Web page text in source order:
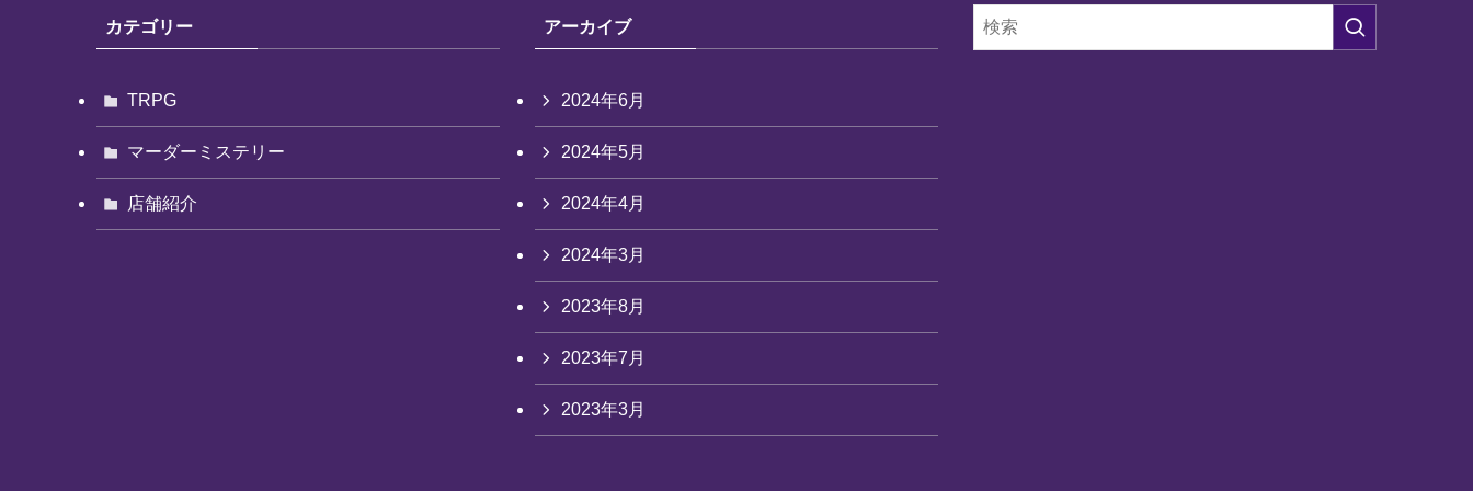
カテゴリー
TRPG
マーダーミステリー
店舗紹介
アーカイブ
2024年6月
2024年5月
2024年4月
2024年3月
2023年8月
2023年7月
2023年3月